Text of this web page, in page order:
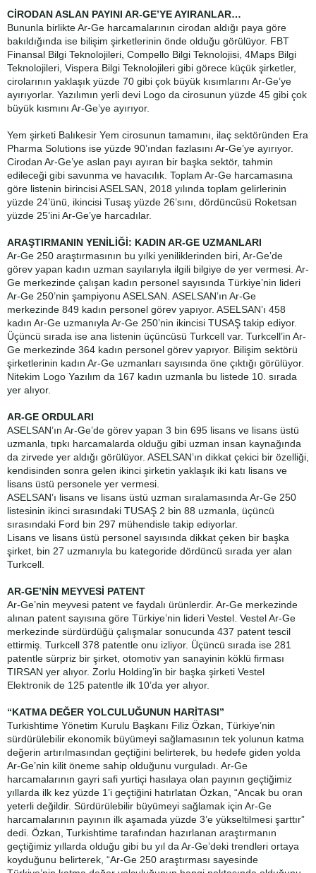
CİRODAN ASLAN PAYINI AR-GE’YE AYIRANLAR…
Bununla birlikte Ar-Ge harcamalarının cirodan aldığı paya göre
bakıldığında ise bilişim şirketlerinin önde olduğu görülüyor. FBT
Finansal Bilgi Teknolojileri, Compello Bilgi Teknolojisi, 4Maps Bilgi
Teknolojileri, Vispera Bilgi Teknolojileri gibi görece küçük şirketler,
cirolarının yaklaşık yüzde 70 gibi çok büyük kısımlarını Ar-Ge’ye
ayırıyorlar. Yazılımın yerli devi Logo da cirosunun yüzde 45 gibi çok
büyük kısmını Ar-Ge’ye ayırıyor.
Yem şirketi Balıkesir Yem cirosunun tamamını, ilaç sektöründen Era
Pharma Solutions ise yüzde 90’ından fazlasını Ar-Ge’ye ayırıyor.
Cirodan Ar-Ge’ye aslan payı ayıran bir başka sektör, tahmin
edileceği gibi savunma ve havacılık. Toplam Ar-Ge harcamasına
göre listenin birincisi ASELSAN, 2018 yılında toplam gelirlerinin
yüzde 24’ünü, ikincisi Tusaş yüzde 26’sını, dördüncüsü Roketsan
yüzde 25’ini Ar-Ge’ye harcadılar.
ARAŞTIRMANIN YENİLİĞİ: KADIN AR-GE UZMANLARI
Ar-Ge 250 araştırmasının bu yılki yeniliklerinden biri, Ar-Ge’de
görev yapan kadın uzman sayılarıyla ilgili bilgiye de yer vermesi. Ar-
Ge merkezinde çalışan kadın personel sayısında Türkiye’nin lideri
Ar-Ge 250’nin şampiyonu ASELSAN. ASELSAN’ın Ar-Ge
merkezinde 849 kadın personel görev yapıyor. ASELSAN’ı 458
kadın Ar-Ge uzmanıyla Ar-Ge 250’nin ikincisi TUSAŞ takip ediyor.
Üçüncü sırada ise ana listenin üçüncüsü Turkcell var. Turkcell’in Ar-
Ge merkezinde 364 kadın personel görev yapıyor. Bilişim sektörü
şirketlerinin kadın Ar-Ge uzmanları sayısında öne çıktığı görülüyor.
Nitekim Logo Yazılım da 167 kadın uzmanla bu listede 10. sırada
yer alıyor.
AR-GE ORDULARI
ASELSAN’ın Ar-Ge’de görev yapan 3 bin 695 lisans ve lisans üstü
uzmanla, tıpkı harcamalarda olduğu gibi uzman insan kaynağında
da zirvede yer aldığı görülüyor. ASELSAN’ın dikkat çekici bir özelliği,
kendisinden sonra gelen ikinci şirketin yaklaşık iki katı lisans ve
lisans üstü personele yer vermesi.
ASELSAN’ı lisans ve lisans üstü uzman sıralamasında Ar-Ge 250
listesinin ikinci sırasındaki TUSAŞ 2 bin 88 uzmanla, üçüncü
sırasındaki Ford bin 297 mühendisle takip ediyorlar.
Lisans ve lisans üstü personel sayısında dikkat çeken bir başka
şirket, bin 27 uzmanıyla bu kategoride dördüncü sırada yer alan
Turkcell.
AR-GE’NİN MEYVESİ PATENT
Ar-Ge’nin meyvesi patent ve faydalı ürünlerdir. Ar-Ge merkezinde
alınan patent sayısına göre Türkiye’nin lideri Vestel. Vestel Ar-Ge
merkezinde sürdürdüğü çalışmalar sonucunda 437 patent tescil
ettirmiş. Turkcell 378 patentle onu izliyor. Üçüncü sırada ise 281
patentle sürpriz bir şirket, otomotiv yan sanayinin köklü firması
TIRSAN yer alıyor. Zorlu Holding’in bir başka şirketi Vestel
Elektronik de 125 patentle ilk 10’da yer alıyor.
“KATMA DEĞER YOLCULUĞUNUN HARİTASI”
Turkishtime Yönetim Kurulu Başkanı Filiz Özkan, Türkiye’nin
sürdürülebilir ekonomik büyümeyi sağlamasının tek yolunun katma
değerin artırılmasından geçtiğini belirterek, bu hedefe giden yolda
Ar-Ge’nin kilit öneme sahip olduğunu vurguladı. Ar-Ge
harcamalarının gayri safi yurtiçi hasılaya olan payının geçtiğimiz
yıllarda ilk kez yüzde 1’i geçtiğini hatırlatan Özkan, “Ancak bu oran
yeterli değildir. Sürdürülebilir büyümeyi sağlamak için Ar-Ge
harcamalarının payının ilk aşamada yüzde 3’e yükseltilmesi şarttır”
dedi. Özkan, Turkishtime tarafından hazırlanan araştırmanın
geçtiğimiz yıllarda olduğu gibi bu yıl da Ar-Ge’deki trendleri ortaya
koyduğunu belirterek, “Ar-Ge 250 araştırması sayesinde